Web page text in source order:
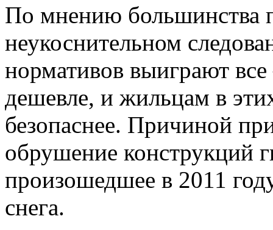
По мнению большинства
неукоснительном
нормативов выиграют все
дешевле, и жильцам в
безопаснее. Причиной
обрушение конструкций
произошедшее в 2011
снега.